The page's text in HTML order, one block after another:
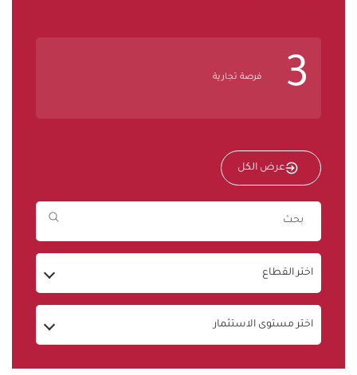
3 فرصة تجارية
عرض الكل
اختر القطاع
اختر مستوى الاستثمار